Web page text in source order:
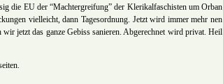
die EU der “Machtergreifung” der Klerikalfaschisten um Orban
vielleicht, dann Tagesordnung. Jetzt wird immer mehr nen
jetzt das ganze Gebiss sanieren. Abgerechnet wird privat. Heil